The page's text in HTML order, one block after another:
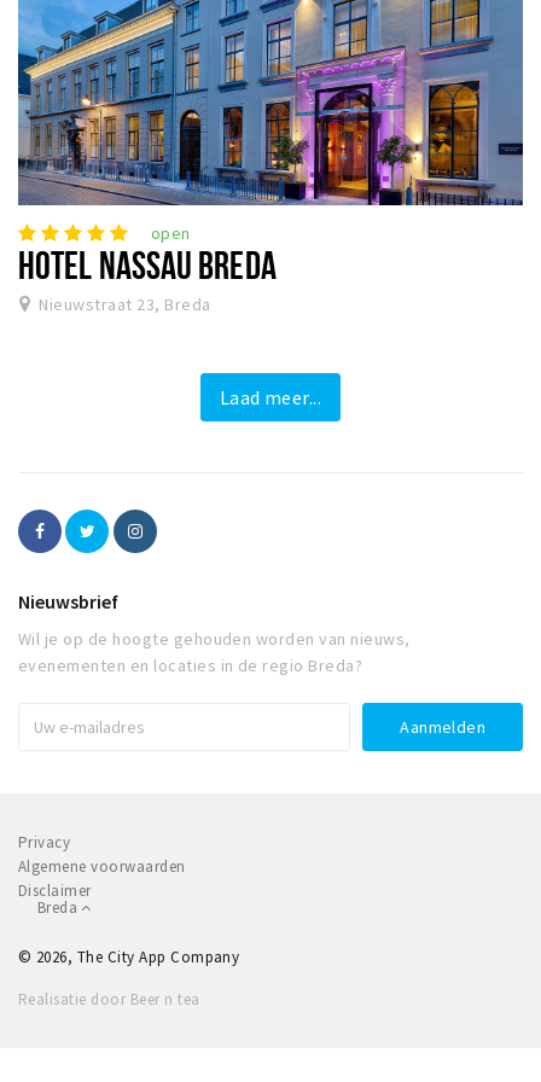
open
HOTEL NASSAU BREDA
Nieuwstraat 23, Breda
Laad meer...
Nieuwsbrief
Wil je op de hoogte gehouden worden van nieuws,
evenementen en locaties in de regio Breda?
Privacy
Algemene voorwaarden
Disclaimer
Breda
© 2026, The City App Company
Realisatie door Beer n tea